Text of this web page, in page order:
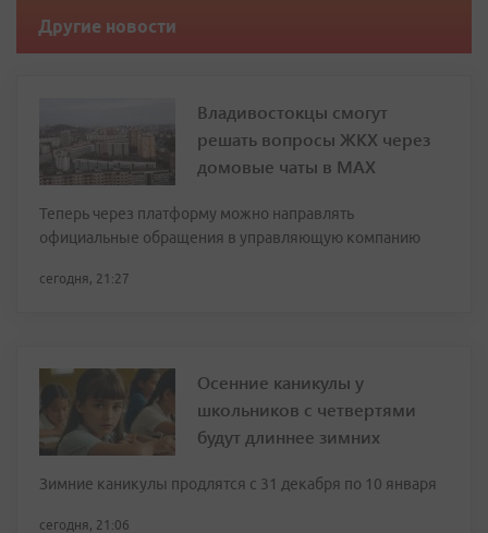
Другие новости
Владивостокцы смогут
решать вопросы ЖКХ через
домовые чаты в МАХ
Теперь через платформу можно направлять
официальные обращения в управляющую компанию
сегодня, 21:27
Осенние каникулы у
школьников с четвертями
будут длиннее зимних
Зимние каникулы продлятся с 31 декабря по 10 января
сегодня, 21:06